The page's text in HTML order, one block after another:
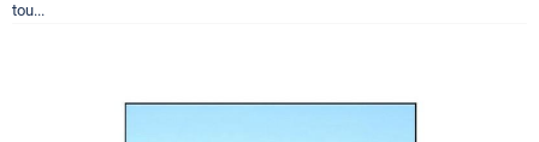
tou...